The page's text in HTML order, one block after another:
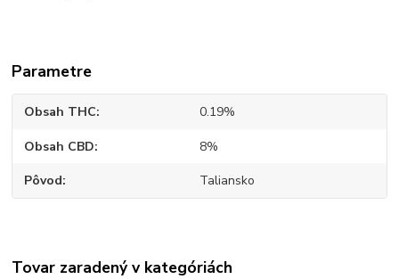
Parametre
Obsah THC 0.19%
Obsah CBD 8%
Pôvod Taliansko
Tovar zaradený v kategóriách